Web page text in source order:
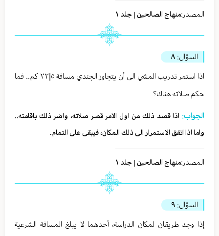
المصدر:منهاج الصالحين | جلد ١
السؤال: ٨
اذا استمر تدريب المشي الى أن يتجاوز الجندي مسافة ٥|٢٢ كم.. فما
حكم صلاته هناك؟
الجواب: اذا قصد ذلك من اول الامر قصر صلاته، واضر ذلك باقامته..
واما اذا اتفق الاستمرار الى ذلك المكان، فيبقى على التمام.
المصدر:منهاج الصالحين | جلد ١
السؤال: ٩
إذا وجد طريقان لمكان الدراسة، أحدهما لا يبلغ المسافة الشرعية